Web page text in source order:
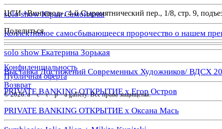
solo show Юрия Самойлова
Коллективное самосбывающееся пророчество о нашем
solo show Екатерина Зорькая
Выставка Достижений Современных Художников/ ВДСХ
PRIVATE BANKING ОТКРЫТИЕ х Егор Остров
PRIVATE BANKING ОТКРЫТИЕ х Оксана Мась
ЦСИ «Винзавод», 4-й Сыромятнический пер., 1/8, стр. 9,
Поделиться
Конфиденциальность
Публичная оферта
Возврат
© 2026. a—с—t—р—a gallery. Все права защищены.